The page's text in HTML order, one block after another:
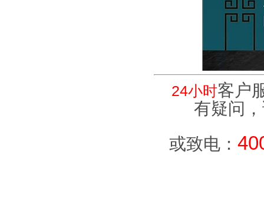
24小时客户
有疑问
或致电：